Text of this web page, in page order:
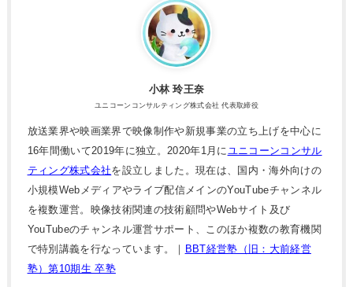
小林 玲王奈
ユニコーンコンサルティング株式会社 代表取締役
放送業界や映画業界で映像制作や新規事業の立ち上げを中心に
16年間働いて2019年に独立。2020年1月にユニコーンコンサル
ティング株式会社を設立しました。現在は、国内・海外向けの
小規模Webメディアやライブ配信メインのYouTubeチャンネル
を複数運営。映像技術関連の技術顧問やWebサイト及び
YouTubeのチャンネル運営サポート、このほか複数の教育機関
で特別講義を行なっています。｜ BBT経営塾（旧：大前経営
塾）第10期生 卒塾